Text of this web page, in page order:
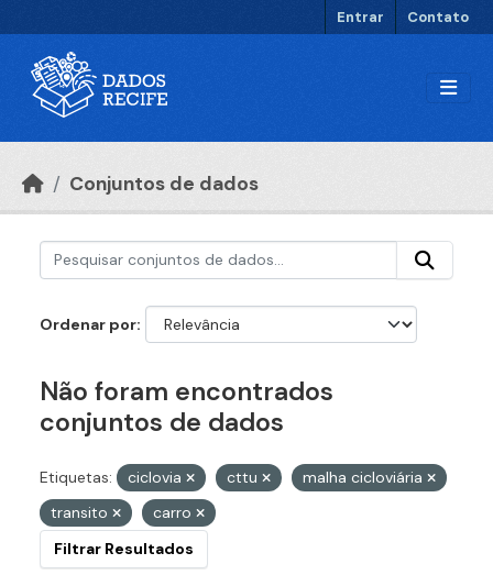
Entrar Contato
Conjuntos de dados
Ordenar por
Não foram encontrados
conjuntos de dados
Etiquetas: ciclovia cttu
malha cicloviária
transito
carro
Filtrar Resultados